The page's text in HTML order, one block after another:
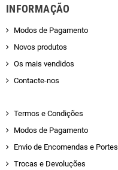
INFORMAÇÃO
Modos de Pagamento
Novos produtos
Os mais vendidos
Contacte-nos
Termos e Condições
Modos de Pagamento
Envio de Encomendas e Portes
Trocas e Devoluções